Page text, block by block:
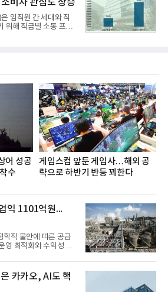
진이 전국의 닭한마리
적의 육수 비율을 완성
깊은 닭육수에 마늘의
이 잘 배어들면서도 쫄
비자 관심도 상승
임직원 간 세대와 직
위해 직급별 소통 프로
로이(e)＊가 공동 주관
는 NH농협캐피탈 MZ
자율 참여조직으로, 조
상을 위한 다양한 활동
로운 영향력을 조직전
어 성공
수
게임스컴 앞둔 게임사…해외 공
략으로 하반기 반등 꾀한다
익 1101억원...
학적 불안에 따른 공급
영 최적화와 수익성 중
2분기 연결 기준 매출
억원을 기록했다고 7
학 부문(롯데케미칼 기
카카오, AI도 핵